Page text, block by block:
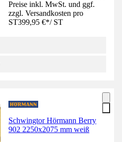
Preise inkl. MwSt. und ggf.
zzgl. Versandkosten pro
ST399,95 €*/ ST
Schwingtor Hörmann Berry
902 2250x2075 mm weiß